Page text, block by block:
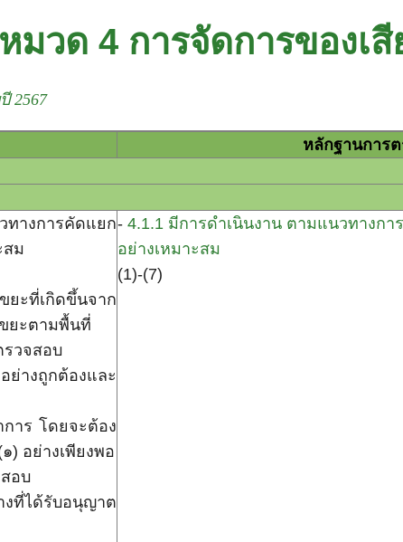
หมวด 4 การจัดการของเสี
2567
หลักฐานการ
รจัดการของเ
งการคัดแยก
สม
ะที่เกิดขึ้นจาก
ยะตามพื้นที่
รวจสอบ
างถูกต้องและ
าร โดยจะต้อง
) อย่างเพียงพอ
อบ
ที่ได้รับอนุญาต
- 4.1.1 มีการดำเนินงาน ตามแนวทางก
อย่างเหมาะสม
(1)-(7)